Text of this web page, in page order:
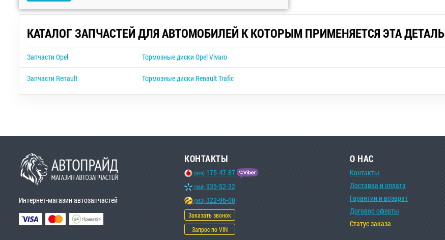
КАТАЛОГ ЗАПЧАСТЕЙ ДЛЯ АВТОМОБИЛЕЙ К КОТОРЫМ ПРИМЕНЯЕТСЯ ЭТА ДЕТАЛЬ
Запчасти Opel Тормозные диски Opel Vivaro
Запчасти Renault Тормозные диски Renault Trafic
Интернет-магазин автозапчастей
КОНТАКТЫ
(099) 175-47-87
(068) 935-52-32
(063) 322-96-00
Заказать звонок
Запрос по VIN
О НАС
Контакты
Доставка и оплата
Гарантии и возврат
Договор оферты
Статус заказа